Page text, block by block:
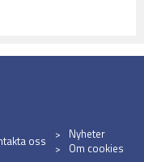
oss
Nyheter
Om cookies